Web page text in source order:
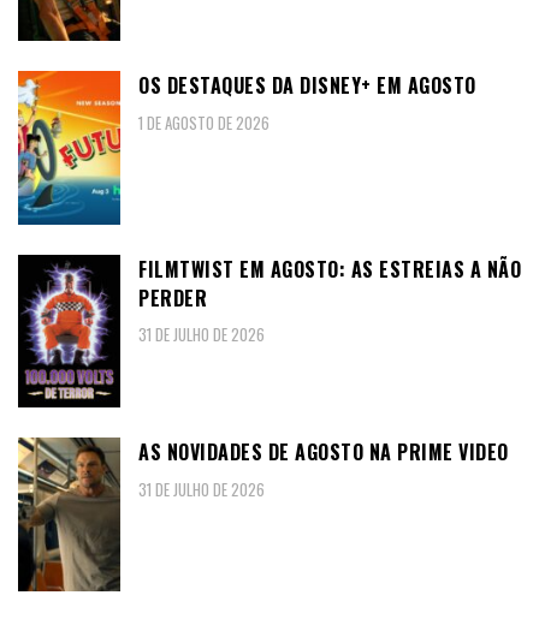
OS DESTAQUES DA DISNEY+ EM AGOSTO
1 DE AGOSTO DE 2026
FILMTWIST EM AGOSTO: AS ESTREIAS A NÃO
PERDER
31 DE JULHO DE 2026
AS NOVIDADES DE AGOSTO NA PRIME VIDEO
31 DE JULHO DE 2026